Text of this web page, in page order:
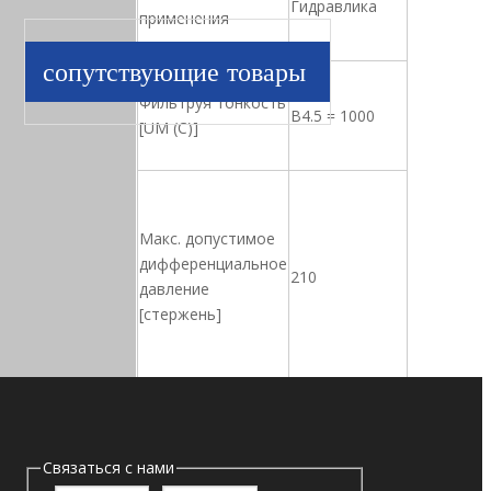
применения
Гидравлика
Фильтруя тонкость
[UM (C)]
B4.5 = 1000
Макс. допустимое
дифференциальное
давление
[стержень]
210
температура
-25 ℃ до+120
сопутствующие товары
Связаться с нами